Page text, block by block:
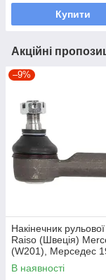
Купити
Акційні
–9%
Накінечник рульової
Raiso (Швеція)
(W201), Мерседес
82-93 #RL-338110M
UAFWFCZ7
В наявності